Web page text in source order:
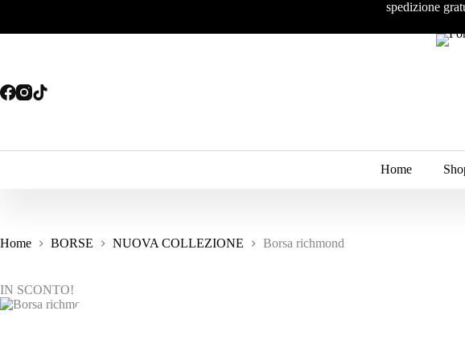
contenuto
spedizione
Home
Home BORSE NUOVA COLLEZIONE Borsa richmond
IN SCONTO!